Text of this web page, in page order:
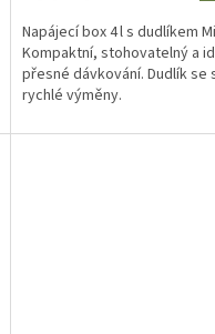
Napájecí box 4 l s dudlíkem
Kompaktní, stohovatelný a
přesné dávkování. Dudlík se
rychlé výměny.